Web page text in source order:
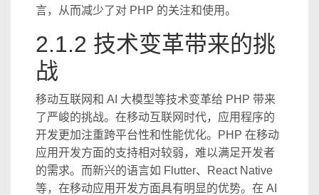
言，从而减少了对 PHP 的关注和使用。
2.1.2 技术变革带来的挑
战
移动互联网和 AI 大模型等技术变革给 PHP 带来
了严峻的挑战。在移动互联网时代，应用程序的
开发更加注重跨平台性和性能优化。PHP 在移动
应用开发方面的支持相对较弱，难以满足开发者
的需求。而新兴的语言如 Flutter、React Native
等，在移动应用开发方面具有明显的优势。在 AI